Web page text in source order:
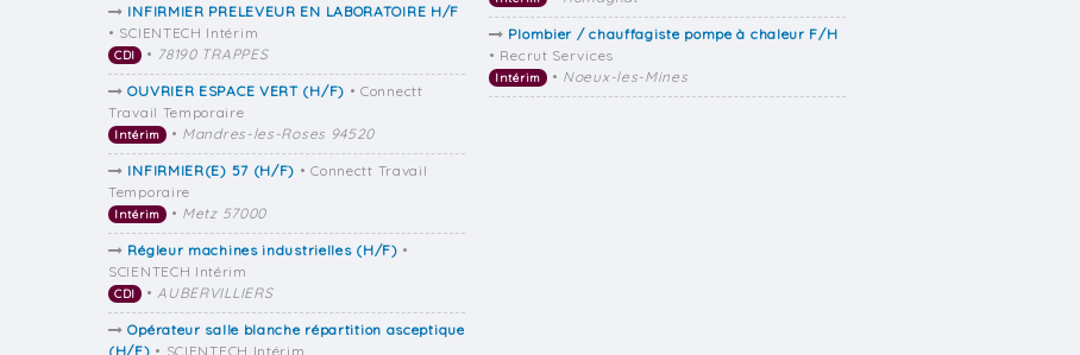
Plombier / chauffagiste pompe à chaleur F/H
• Recrut Services
Intérim • Noeux-les-Mines
INFIRMIER PRELEVEUR EN LABORATOIRE H/F
• SCIENTECH Intérim
CDI • 78190 TRAPPES
OUVRIER ESPACE VERT (H/F) • Connectt
Travail Temporaire
Intérim • Mandres-les-Roses 94520
INFIRMIER(E) 57 (H/F) • Connectt Travail
Temporaire
Intérim • Metz 57000
Régleur machines industrielles (H/F) •
SCIENTECH Intérim
CDI • AUBERVILLIERS
Opérateur salle blanche répartition asceptique
(H/F) • SCIENTECH Intérim